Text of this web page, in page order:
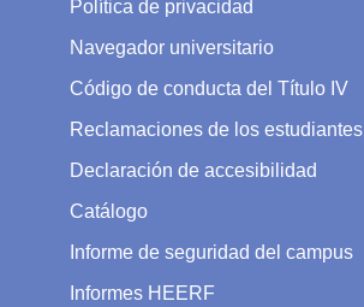
Política de privacidad
Navegador universitario
Código de conducta del Título IV
Reclamaciones de los estudiantes
Declaración de accesibilidad
Catálogo
Informe de seguridad del campus
Informes HEERF